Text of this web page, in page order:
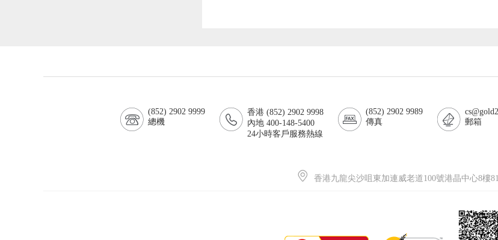
(852) 2902 9999
總機
香港 (852) 2902 9998
內地 400-148-5400
24小時客戶服務熱線
(852) 2902 9989
傳真
郵箱
香港九龍尖沙咀東加連威老道100號港晶中心8樓